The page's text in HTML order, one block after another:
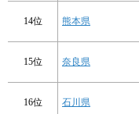
14位 熊本県
15位 奈良県
16位 石川県